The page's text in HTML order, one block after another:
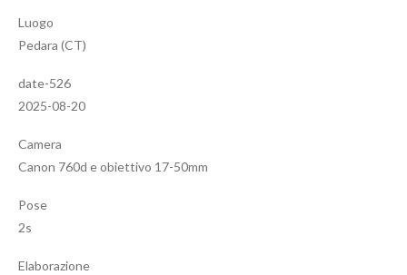
Luogo
Pedara (CT)
date-526
2025-08-20
Camera
Canon 760d e obiettivo 17-50mm
Pose
2s
Elaborazione